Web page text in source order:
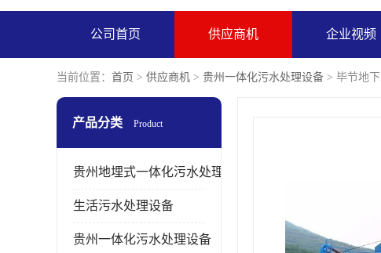
公司首页 供应商机 企业视频
当前位置： 首页 > 供应商机 > 贵州一体化污水处理设备 > 毕节地
产品分类 Product
贵州地埋式一体化污水处理设备
生活污水处理设备
贵州一体化污水处理设备